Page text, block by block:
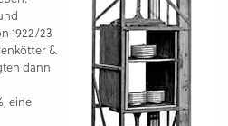
1922/23
&
dann
eine